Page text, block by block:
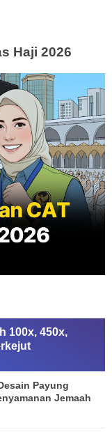
Haji 2026
100x, 450x,
Payung
Jemaah